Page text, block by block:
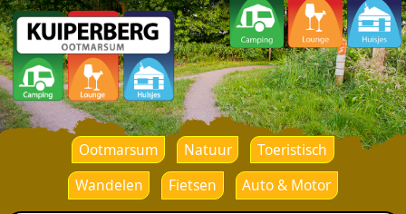
Ootmarsum Natuur
Toeristisch
Wandelen
Fietsen Auto & Motor